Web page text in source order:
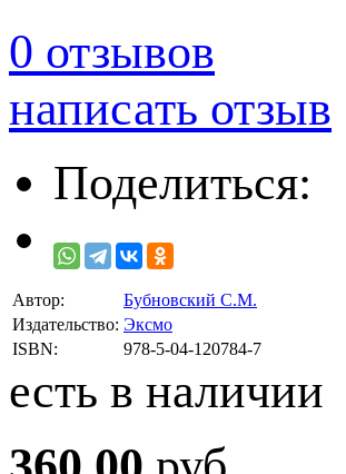
0 отзывов
написать отзыв
Поделиться:
Автор:
Бубновский С.М.
Издательство: Эксмо
ISBN:
978-5-04-120784-7
есть в наличии